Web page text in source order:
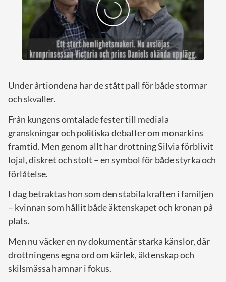
Under årtiondena har de stått pall för både stormar
och skvaller.
Från kungens omtalade fester till mediala
granskningar och politiska debatterom monarkins
framtid. Men genom allt har drottning Silvia förblivit
lojal, diskret och stolt – en symbol för både styrka och
förlåtelse.
I dag betraktas hon som den stabila kraften i familjen
– kvinnan som hållit både äktenskapet och kronan på
plats.
Men nu väcker en ny dokumentär starka känslor, där
drottningens egna ord om kärlek, äktenskap och
skilsmässa hamnar i fokus.